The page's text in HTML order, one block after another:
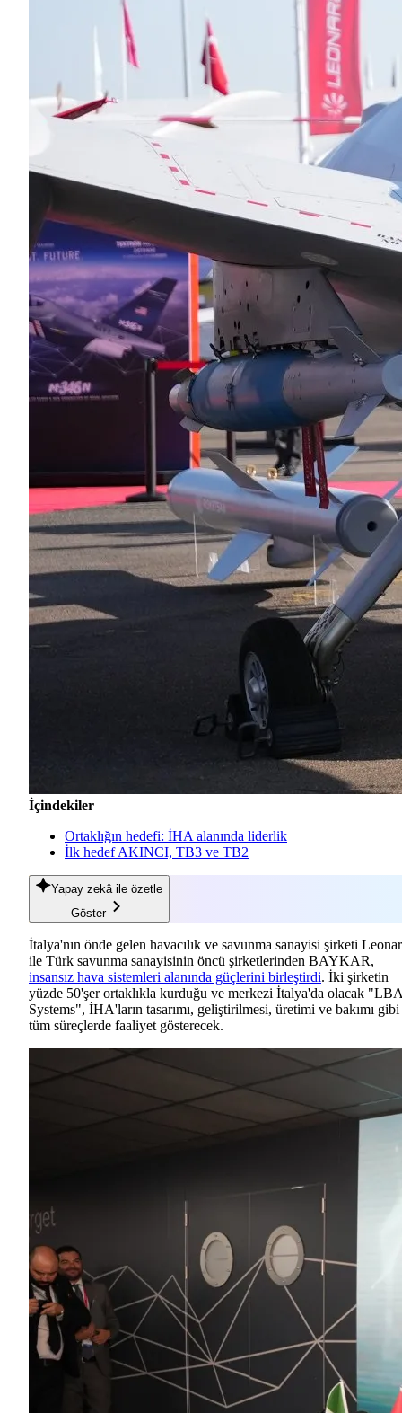
İçindekiler
Ortaklığın hedefi: İHA alanında liderlik
İlk hedef AKINCI, TB3 ve TB2
Yapay zekâ ile özetle
Göster
İtalya'nın önde gelen havacılık ve savunma sanayisi şirketi
ile Türk savunma sanayisinin öncü şirketlerinden BAYKAR,
insansız hava sistemleri alanında güçlerini birleştirdi. İki şirketin
yüzde 50'şer ortaklıkla kurduğu ve merkezi İtalya'da olacak "LBA
Systems", İHA'ların tasarımı, geliştirilmesi, üretimi ve bakımı gibi
tüm süreçlerde faaliyet gösterecek.